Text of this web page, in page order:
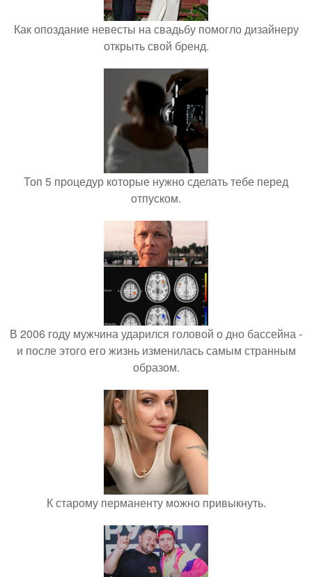
Как опоздание невесты на свадьбу помогло дизайнеру
открыть свой бренд.
Топ 5 процедур которые нужно сделать тебе перед
отпуском.
В 2006 году мужчина ударился головой о дно бассейна -
и после этого его жизнь изменилась самым странным
образом.
К старому перманенту можно привыкнуть.